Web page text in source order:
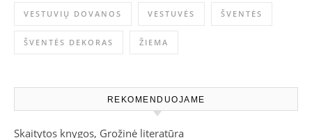
VESTUVIŲ DOVANOS VESTUVĖS ŠVENTĖS
ŠVENTĖS DEKORAS ŽIEMA
REKOMENDUOJAME
Skaitytos knygos, Grožinė literatūra